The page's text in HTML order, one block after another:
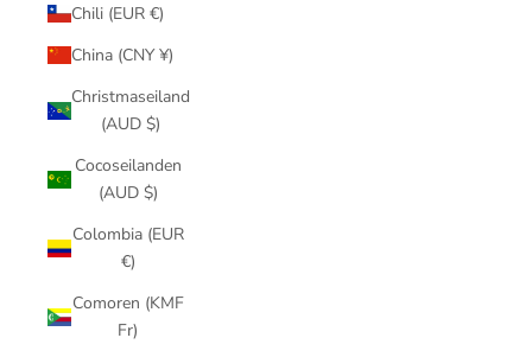
Chili (EUR €)
China (CNY ¥)
Christmaseiland
(AUD $)
Cocoseilanden
(AUD $)
Colombia (EUR
€)
Comoren (KMF
Fr)